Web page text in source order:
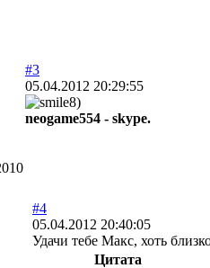
#3
05.04.2012 20:29:55
neogame554 - skype.
#4
05.04.2012 20:40:05
Удачи тебе Макс, хоть
Цитата